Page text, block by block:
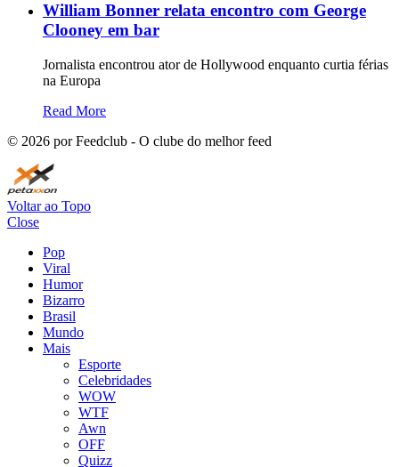
William Bonner relata encontro com George
Clooney em bar
Jornalista encontrou ator de Hollywood enquanto curtia férias
na Europa
Read More
© 2026 por Feedclub - O clube do melhor feed
Voltar ao Topo
Close
Pop
Viral
Humor
Bizarro
Brasil
Mundo
Mais
Esporte
Celebridades
WOW
WTF
Awn
OFF
Quizz